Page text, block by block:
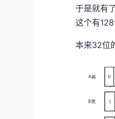
于是就有
这个有
本来32位